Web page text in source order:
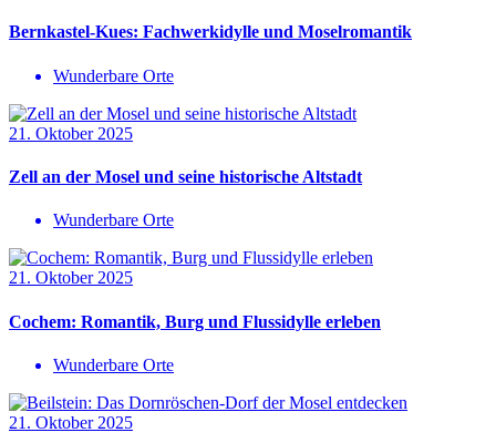
Bernkastel-Kues: Fachwerkidylle und Moselromantik
Wunderbare Orte
21. Oktober 2025
Zell an der Mosel und seine historische Altstadt
Wunderbare Orte
21. Oktober 2025
Cochem: Romantik, Burg und Flussidylle erleben
Wunderbare Orte
21. Oktober 2025